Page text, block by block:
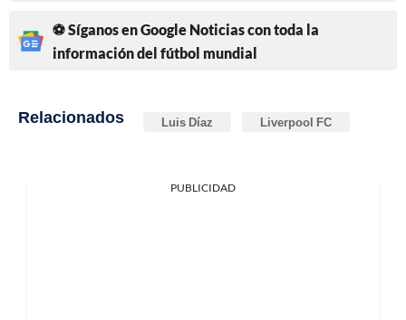
⚽ Síganos en Google Noticias con toda la
información del fútbol mundial
Relacionados Luis Díaz Liverpool FC
PUBLICIDAD